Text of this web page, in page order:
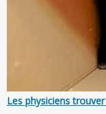
Les physiciens